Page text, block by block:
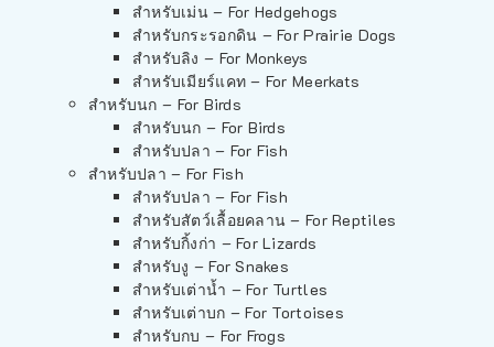
สำหรับเม่น – For Hedgehogs
สำหรับกระรอกดิน – For Prairie Dogs
สำหรับลิง – For Monkeys
สำหรับเมียร์แคท – For Meerkats
สำหรับนก – For Birds
สำหรับนก – For Birds
สำหรับปลา – For Fish
สำหรับปลา – For Fish
สำหรับปลา – For Fish
สำหรับสัตว์เลื้อยคลาน – For Reptiles
สำหรับกิ้งก่า – For Lizards
สำหรับงู – For Snakes
สำหรับเต่าน้ำ – For Turtles
สำหรับเต่าบก – For Tortoises
สำหรับกบ – For Frogs